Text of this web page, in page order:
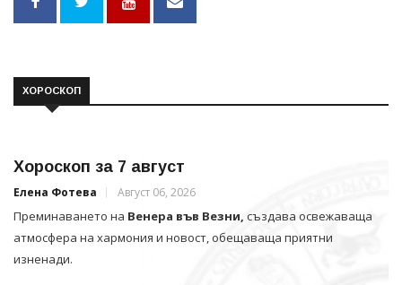
ХОРОСКОП
Хороскоп за 7 август
Елена Фотева Август 06, 2026
Преминаването на Венера във Везни, създава освежаваща
атмосфера на хармония и новост, обещаваща приятни
изненади.